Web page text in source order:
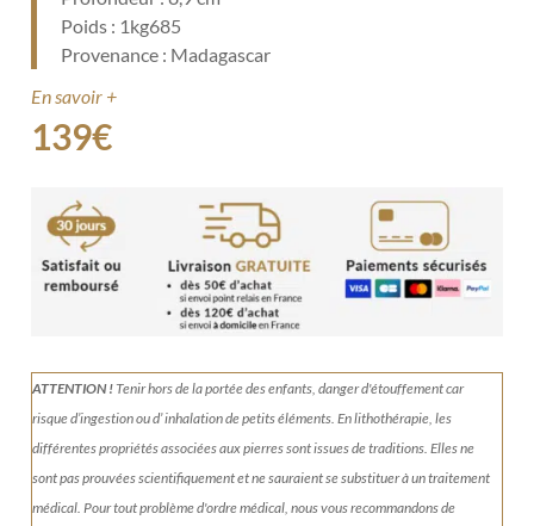
Poids : 1kg685
Provenance : Madagascar
En savoir +
139€
ATTENTION !Tenirhors de la portée des enfants, danger d'étouffement car
risque d’ingestion ou d’ inhalation de petits éléments.En lithothérapie, les
différentes propriétés associées aux pierres sont issues de traditions. Elles ne
sont pas prouvées scientifiquement et ne sauraient se substituer à un traitement
médical. Pour tout problème d'ordre médical, nous vous recommandons de